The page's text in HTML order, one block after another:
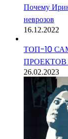
Почему
неврозов
16.12.2022
ТОП-10
ПРОЕКТОВ
26.02.2023